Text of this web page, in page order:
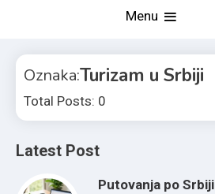
Menu
Oznaka:Turizam u Srbiji
Total Posts: 0
Latest Post
Putovanja po Srbiji